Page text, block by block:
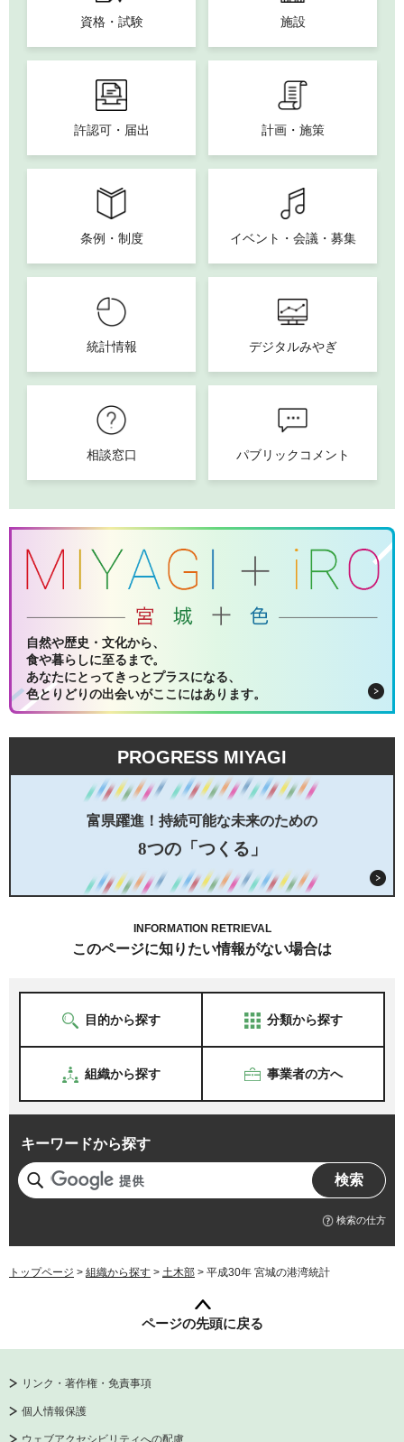
資格・試験 施設
許認可・届出 計画・施策
条例・制度 イベント・会議・募集
統計情報 デジタルみやぎ
相談窓口 パブリックコメント
自然や歴史・文化から、
食や暮らしに至るまで。
あなたにとってきっとプラスになる、
色とりどりの出会いがここにはあります。
PROGRESS MIYAGI
富県躍進！持続可能な未来のための
8つの「つくる」
INFORMATION RETRIEVAL
このページに知りたい情報がない場合は
目的から探す 分類から探す
組織から探す 事業者の方へ
キーワードから探す
検索の仕方
トップページ > 組織から探す > 土木部 > 平成30年 宮城の港湾統計
ページの先頭に戻る
リンク・著作権・免責事項
個人情報保護